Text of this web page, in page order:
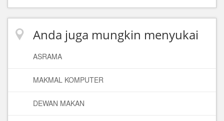
Anda juga mungkin menyukai
ASRAMA
MAKMAL KOMPUTER
DEWAN MAKAN